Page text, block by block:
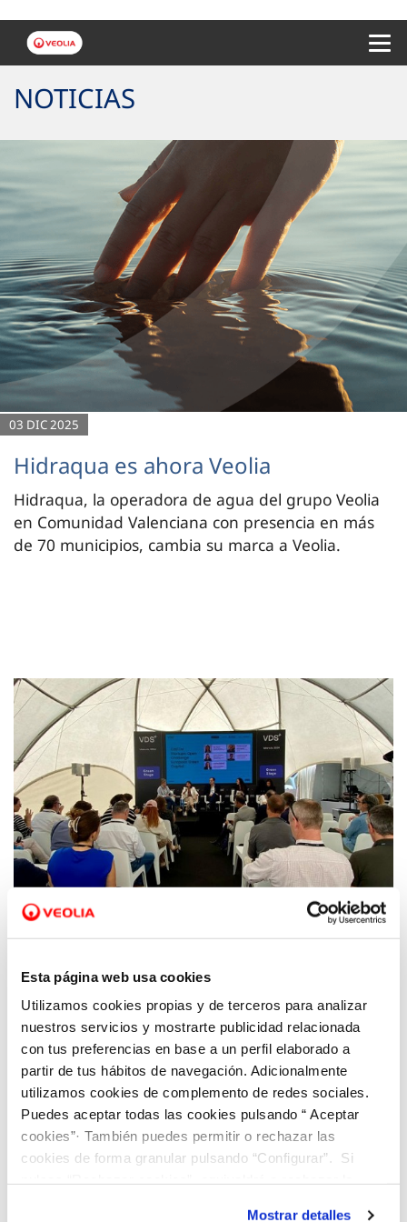
Esta página web usa cookies
Utilizamos cookies propias y de terceros para analizar
nuestros servicios y mostrarte publicidad relacionada
con tus preferencias en base a un perfil elaborado a
partir de tus hábitos de navegación. Adicionalmente
utilizamos cookies de complemento de redes sociales.
Puedes aceptar todas las cookies pulsando “ Aceptar
cookies”· También puedes permitir o rechazar las
cookies de forma granular pulsando “Configurar”. Si
Mostrar detalles
NOTICIAS
03 DIC 2025
Hidraqua es ahora Veolia
Hidraqua, la operadora de agua del grupo Veolia
en Comunidad Valenciana con presencia en más
de 70 municipios, cambia su marca a Veolia.
25 OCT 2024
Open Challenge para start-ups tecnológicas